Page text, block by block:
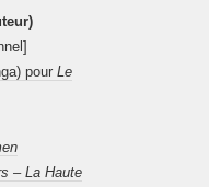
pour Le
– La Haute